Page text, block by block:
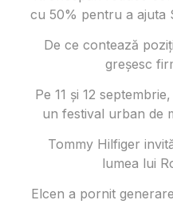
cu 50% pentru a ajuta
De ce contează
greșesc
Pe 11 și 12
un festival urban de
Tommy Hilfiger
lumea lui
Elcen a pornit